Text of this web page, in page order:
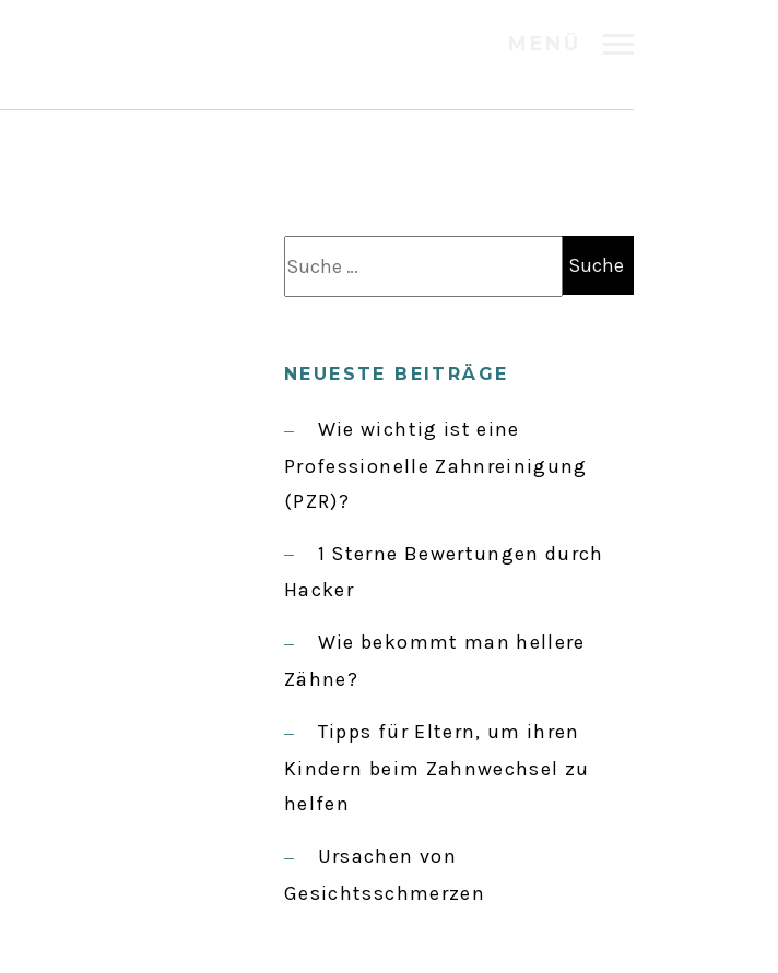
n
a
c
NEUESTE BEITRÄGE
Wie wichtig ist eine
Professionelle Zahnreinigung
(PZR)?
1 Sterne Bewertungen durch
Hacker
Wie bekommt man hellere
Zähne?
Tipps für Eltern, um ihren
Kindern beim Zahnwechsel zu
helfen
Ursachen von
Gesichtsschmerzen